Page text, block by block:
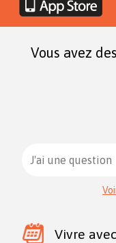
Vous avez
J'ai une question
Vivre